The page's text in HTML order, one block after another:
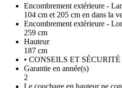
Encombrement extérieure -
104 cm et 205 cm en dans la
Encombrement extérieure -
259 cm
Hauteur
187 cm
• CONSEILS ET SÉCURITÉ
Garantie en année(s)
2
Le couchage en hauteur ne